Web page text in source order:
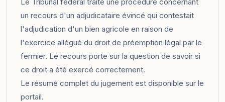
un recours d'un adjudicataire évincé qui contestait
l'adjudication d'un bien agricole en raison de
l'exercice allégué du droit de préemption légal par le
fermier. Le recours porte sur la question de savoir si
ce droit a été exercé correctement.
Le résumé complet du jugement est disponible sur le
portail.